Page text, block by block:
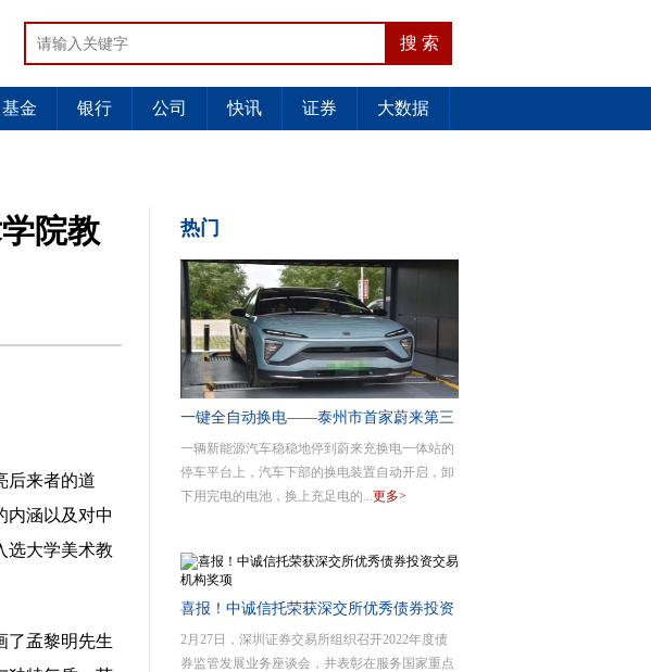
基金 银行 公司 快讯 证券 大数据
院教
后来者的道
内涵以及对中
选大学美术教
了孟黎明先生
热门
一键全自动换电——泰州市首家蔚来第三
代换电站
一辆新能源汽车稳稳地停到蔚来充换电一体站的
停车平台上，汽车下部的换电装置自动开启，卸
下用完电的电池，换上充足电的...更多>
喜报！中诚信托荣获深交所优秀债券投资
交易机构
2月27日，深圳证券交易所组织召开2022年度债
券监管发展业务座谈会，并表彰在服务国家重点